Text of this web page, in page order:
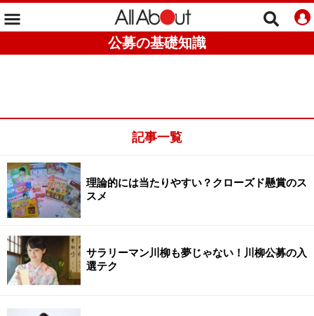
公募の基礎知識
記事一覧
理論的には当たりやすい？クローズド懸賞のス
スメ
サラリーマン川柳も夢じゃない！川柳公募の入
選テク